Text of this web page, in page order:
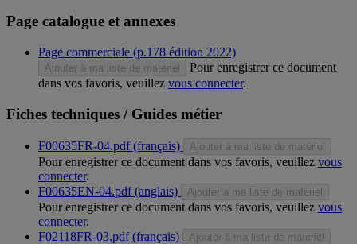
Page catalogue et annexes
Page commerciale (p.178 édition 2022)
Ajouter à ma liste de matériel
Pour enregistrer ce document
dans vos favoris, veuillez vous connecter.
Fiches techniques / Guides métier
F00635FR-04.pdf (français) Ajouter à ma liste de matériel
Pour enregistrer ce document dans vos favoris, veuillez vous
connecter.
F00635EN-04.pdf (anglais)
Ajouter à ma liste de matériel
Pour enregistrer ce document dans vos favoris, veuillez vous
connecter.
F02118FR-03.pdf (français)
Ajouter à ma liste de matériel